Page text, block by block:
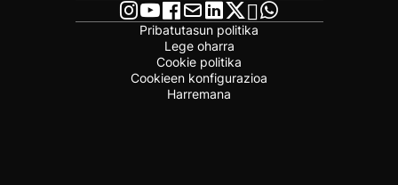
Pribatutasun politika
Lege oharra
Cookie politika
Cookieen konfigurazioa
Harremana